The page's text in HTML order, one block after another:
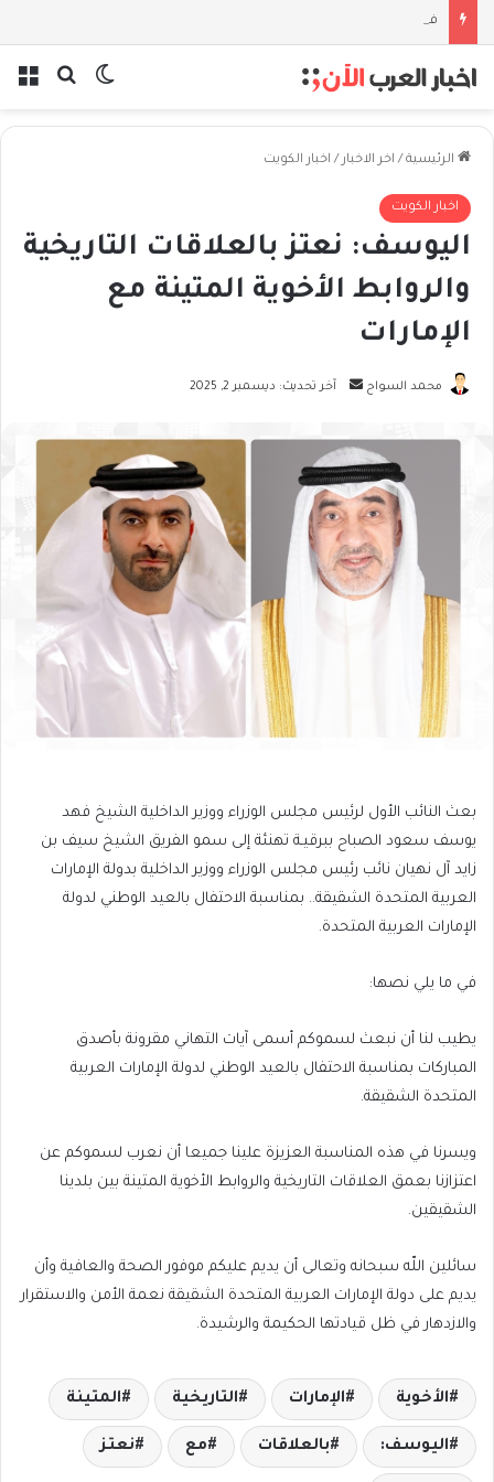
فلسفة الخيط والموج: نصف قرن في مدرسة البحر مع غسان المزيدي
بحثالوضع
الرئيسية / اخر الاخبار / اخبار الكويت
اخبار الكويت
اليوسف: نعتز بالعلاقات التاريخية
والروابط الأخوية المتينة مع
الإمارات
محمد السواح
أرسل
إلكترونيا
آخر تحديث: ديسمبر 2, 2025
بعث النائب الأول لرئيس مجلس الوزراء ووزير الداخلية الشيخ فهد
يوسف سعود الصباح ببرقيـة تهنئة إلى سمو الفريق الشيخ سيف بن
زايد آل نهيان نائب رئيس مجلس الوزراء ووزير الداخلية بدولة الإمارات
العربية المتحدة الشقيقة.. بمناسبة الاحتفال بالعيد الوطني لدولة
الإمارات العربية المتحدة.
في ما يلي نصها:
يطيب لنا أن نبعث لسموكم أسمى آيات التهاني مقرونة بأصدق
المباركات بمناسبة الاحتفال بالعيد الوطني لدولة الإمارات العربية
المتحدة الشقيقة.
ويسرنا في هذه المناسبة العزيزة علينا جميعا أن نعرب لسموكم عن
اعتزازنا بعمق العلاقات التاريخية والروابط الأخوية المتينة بين بلدينا
الشقيقين.
سائلين اللّه سبحانه وتعالى أن يديم عليكم موفور الصحة والعافية وأن
يديم على دولة الإمارات العربية المتحدة الشقيقة نعمة الأمن والاستقرار
والازدهار في ظل قيادتها الحكيمة والرشيدة.
الأخوية الإمارات التاريخية المتينة
اليوسف: بالعلاقات مع نعتز